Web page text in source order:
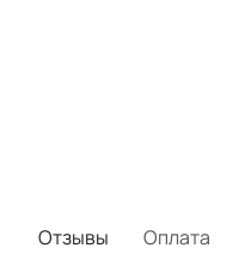
Отзывы Оплата